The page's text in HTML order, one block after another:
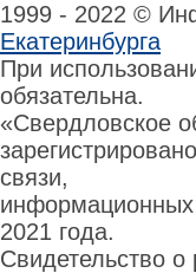
1999 - 2022 ©
Екатеринбурга
При
обязательна.
«Свердловское
связи,
информационных
2021 года.
Свидетельство